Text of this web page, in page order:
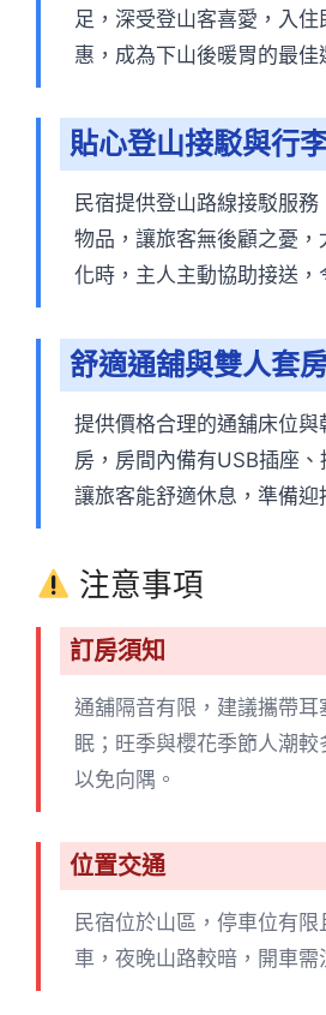
足，深受登山客喜愛，入
惠，成為下山後暖胃的最佳
貼心登山接駁與行
民宿提供登山路線接駁服
物品，讓旅客無後顧之憂，
化時，主人主動協助接送，
舒適通舖與雙人套
提供價格合理的通舖床位
房，房間內備有USB插座、
讓旅客能舒適休息，準備迎
注意事項
訂房須知
通舖隔音有限，建議攜帶耳
眠；旺季與櫻花季節人潮
以免向隅。
位置交通
民宿位於山區，停車位有
車，夜晚山路較暗，開車需